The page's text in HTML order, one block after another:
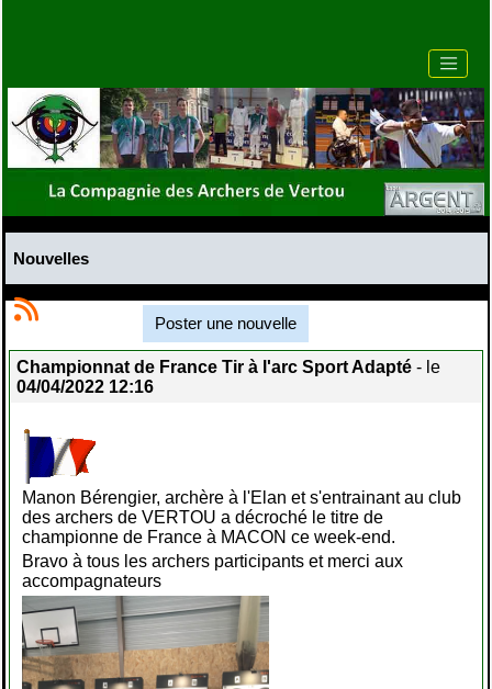
Nouvelles
Poster une nouvelle
Championnat de France Tir à l'arc Sport Adapté - le
04/04/2022 12:16
Manon Bérengier, archère à l'Elan et s'entrainant au club
des archers de VERTOU a décroché le titre de
championne de France à MACON ce week-end.
Bravo à tous les archers participants et merci aux
accompagnateurs